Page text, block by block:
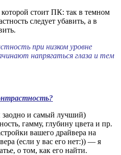
стоит ПК: так в темном
следует убавить, а в
при низком уровне
напрягаться глаза и тем
и самый лучший)
гамму, глубину цвета и пр.
вашего драйвера на
(если у вас его нет:)) — я
о том, как его найти.